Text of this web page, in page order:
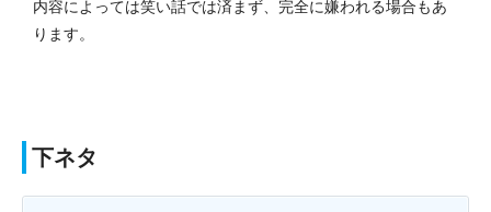
内容によっては笑い話では済まず、完全に嫌われる場合もあ
ります。
下ネタ